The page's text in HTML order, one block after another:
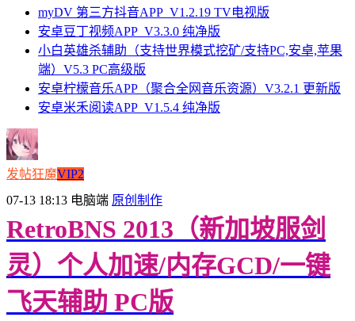
myDV 第三方抖音APP_V1.2.19 TV电视版
安卓豆丁视频APP_V3.3.0 纯净版
小白英雄杀辅助（支持世界模式挖矿/支持PC,安卓,苹果
端）V5.3 PC高级版
安卓柠檬音乐APP（聚合全网音乐资源）V3.2.1 更新版
安卓米禾阅读APP_V1.5.4 纯净版
发帖狂魔VIP2
07-13 18:13 电脑端 原创制作
RetroBNS 2013（新加坡服剑
灵）个人加速/内存GCD/一键
飞天辅助 PC版